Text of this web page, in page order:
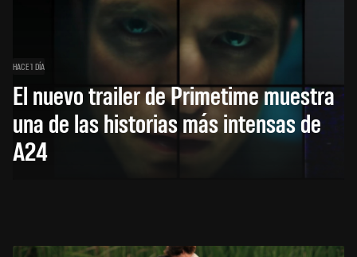
HACE 1 DÍA
El nuevo trailer de Primetime muestra
una de las historias más intensas de
A24